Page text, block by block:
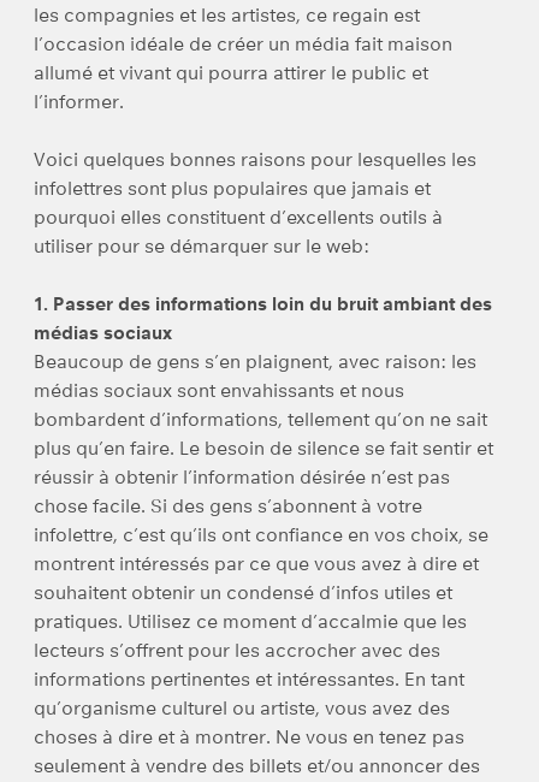
les compagnies et les artistes, ce regain est
l’occasion idéale de créer un média fait maison
allumé et vivant qui pourra attirer le public et
l’informer.
Voici quelques bonnes raisons pour lesquelles les
infolettres sont plus populaires que jamais et
pourquoi elles constituent d’excellents outils à
utiliser pour se démarquer sur le web:
1. Passer des informations loin du bruit ambiant des
médias sociaux
Beaucoup de gens s’en plaignent, avec raison: les
médias sociaux sont envahissants et nous
bombardent d’informations, tellement qu’on ne sait
plus qu’en faire. Le besoin de silence se fait sentir et
réussir à obtenir l’information désirée n’est pas
chose facile. Si des gens s’abonnent à votre
infolettre, c’est qu’ils ont confiance en vos choix, se
montrent intéressés par ce que vous avez à dire et
souhaitent obtenir un condensé d’infos utiles et
pratiques. Utilisez ce moment d’accalmie que les
lecteurs s’offrent pour les accrocher avec des
informations pertinentes et intéressantes. En tant
qu’organisme culturel ou artiste, vous avez des
choses à dire et à montrer. Ne vous en tenez pas
seulement à vendre des billets et/ou annoncer des